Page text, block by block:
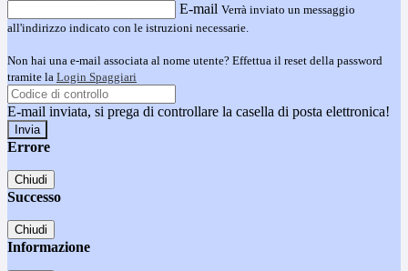
E-mail Verrà inviato un messaggio
all'indirizzo indicato con le istruzioni necessarie.
Non hai una e-mail associata al nome utente? Effettua il reset della password
tramite la Login Spaggiari
E-mail inviata, si prega di controllare la casella di posta elettronica!
Errore
Chiudi
Successo
Chiudi
Informazione